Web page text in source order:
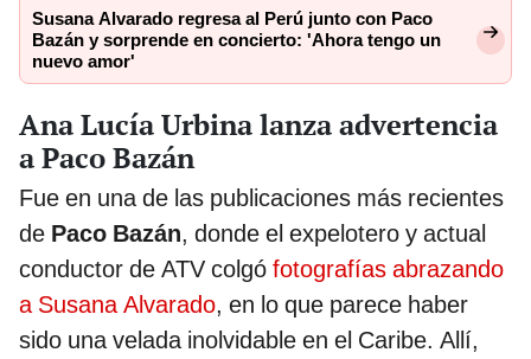
Susana Alvarado regresa al Perú junto con Paco
Bazán y sorprende en concierto: 'Ahora tengo un
nuevo amor'
Ana Lucía Urbina lanza advertencia
a Paco Bazán
Fue en una de las publicaciones más recientes
de Paco Bazán, donde el expelotero y actual
conductor de ATV colgó fotografías abrazando
a Susana Alvarado, en lo que parece haber
sido una velada inolvidable en el Caribe. Allí,